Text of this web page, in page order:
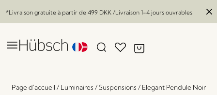
*Livraison gratuite à partir de 499 DKK /Livraison 1-4 jours ouvrables
Page d'accueil / Luminaires / Suspensions / Elegant Pendule Noir